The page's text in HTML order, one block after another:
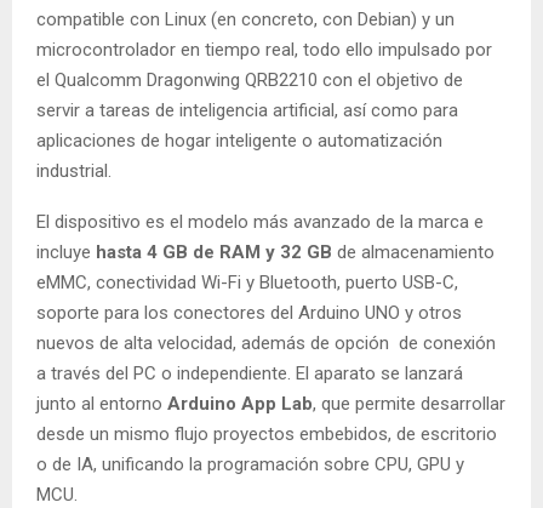
compatible con Linux (en concreto, con Debian) y un
microcontrolador en tiempo real, todo ello impulsado por
el Qualcomm Dragonwing QRB2210 con el objetivo de
servir a tareas de inteligencia artificial, así como para
aplicaciones de hogar inteligente o automatización
industrial.
El dispositivo es el modelo más avanzado de la marca e
incluye hasta 4 GB de RAM y 32 GB de almacenamiento
eMMC, conectividad Wi-Fi y Bluetooth, puerto USB-C,
soporte para los conectores del Arduino UNO y otros
nuevos de alta velocidad, además de opción de conexión
a través del PC o independiente. El aparato se lanzará
junto al entorno Arduino App Lab, que permite desarrollar
desde un mismo flujo proyectos embebidos, de escritorio
o de IA, unificando la programación sobre CPU, GPU y
MCU.